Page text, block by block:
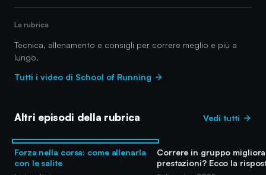
La rubrica
Tecnica, allenamento e consigli per correre meglio e più a
lungo.
Tutti i video di School of Running
Altri episodi della rubrica Vedi tutti
Forza nella corsa: come allenarla
con le salite
Correre in gruppo
prestazioni? Ecco la